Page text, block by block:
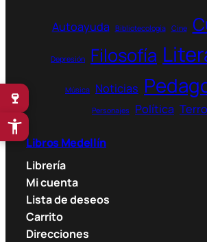
Autoayuda Bibliotecología Cine
Depresión Filosofía
Música Noticias
Personajes Política
Libros Medellín
Librería
Mi cuenta
Lista de deseos
Carrito
Direcciones
🍷